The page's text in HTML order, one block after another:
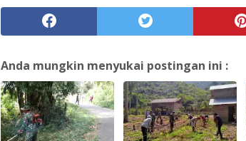
Anda mungkin menyukai postingan ini :